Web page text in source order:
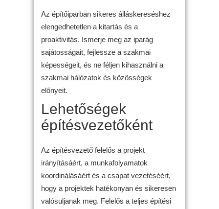
Az építőiparban sikeres álláskereséshez
elengedhetetlen a kitartás és a
proaktivitás. Ismerje meg az iparág
sajátosságait, fejlessze a szakmai
képességeit, és ne féljen kihasználni a
szakmai hálózatok és közösségek
előnyeit.
Lehetőségek
építésvezetőként
Az építésvezető felelős a projekt
irányításáért, a munkafolyamatok
koordinálásáért és a csapat vezetéséért,
hogy a projektek hatékonyan és sikeresen
valósuljanak meg. Felelős a teljes építési